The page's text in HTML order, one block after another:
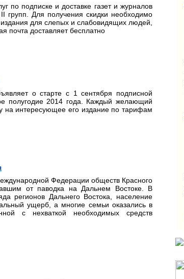
по подписке и доставке газет и журналов
групп. Для получения скидки необходимо
для слепых и слабовидящих людей,
почта доставляет бесплатно
о старте с 1 сентября подписной
полугодие 2014 года. Каждый желающий
на интересующее его издание по тарифам
Федерации обществ Красного
от паводка на Дальнем Востоке. В
регионов Дальнего Востока, население
ущерб, а многие семьи оказались в
с нехваткой необходимых средств